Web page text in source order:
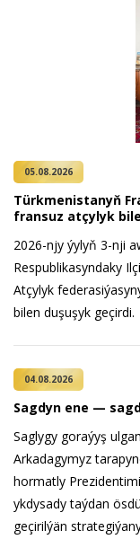
05.08.2026
Türkmenistanyň
fransuz atçylyk
2026-njy ýylyň 3-nji
Respublikasyndaky
Atçylyk
bilen duşuşyk geçirdi.
04.08.2026
Sagdyn ene —
Saglygy goraýyş
Arkadagymyz
hormatly
ykdysady taýdan
geçirilýän